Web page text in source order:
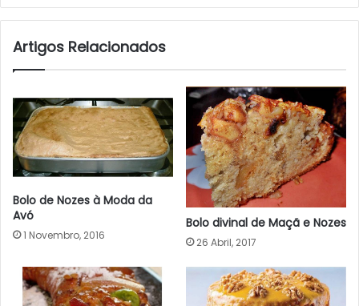
Artigos Relacionados
Bolo de Nozes à Moda da
Avó
1 Novembro, 2016
Bolo divinal de Maçã e Nozes
26 Abril, 2017